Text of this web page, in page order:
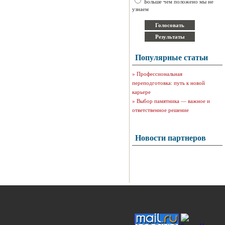
узнаем
Популярные статьи
» Профессиональная
переподготовка: путь к новой
карьере
» Выбор памятника — важное и
ответственное решение
Новости партнеров